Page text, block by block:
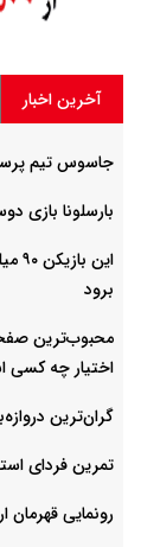
آخرین اخبار
جاسوس تیم
بارسلونا بازی
برود
محبوب‌ترین
اختیار چه کسی
گران‌ترین
تمرین فردای
رونمایی قهرمان اروپا